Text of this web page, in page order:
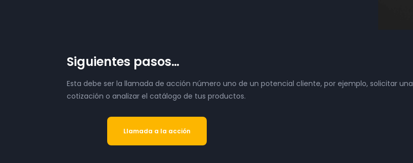
Siguientes pasos…
Esta debe ser la llamada de acción número uno de un potencial cliente, por ejemplo, solicitar una
cotización o analizar el catálogo de tus productos.
Llamada a la acción